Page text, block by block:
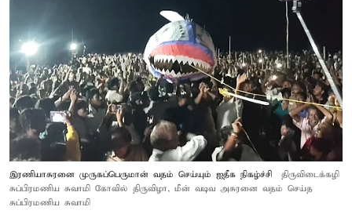
இரணியாசுரனை முருகப்பெருமான் வதம் செய்யும் ஐதீக நிகழ்ச்சி
திருவிடைக்கழி
சுப்பிரமணிய சுவாமி கோவில் திருவிழா, மீன் வடிவ அசுரனை வதம் செய்த
சுப்பிரமணிய சுவாமி